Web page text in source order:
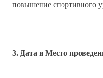
повышение спортивного
3. Дата и Место